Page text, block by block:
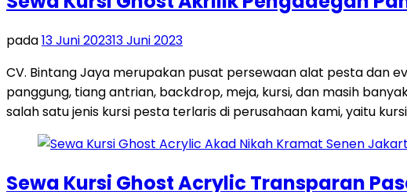
pada13 Juni 202313 Juni 2023
CV. Bintang Jaya merupakan pusat persewaan alat pesta dan
panggung, tiang antrian, backdrop, meja, kursi, dan masih
salah satu jenis kursi pesta terlaris di perusahaan kami, yaitu
Sewa Kursi Ghost Acrylic Transparan